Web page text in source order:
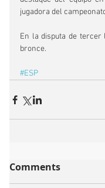
jugadora del
En la disputa de tercer
bronce.
#ESP
Comments